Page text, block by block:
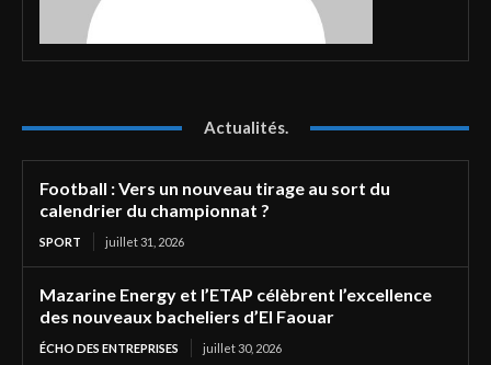
Actualités.
Football : Vers un nouveau tirage au sort du
calendrier du championnat ?
SPORT juillet 31, 2026
Mazarine Energy et l’ETAP célèbrent l’excellence
des nouveaux bacheliers d’El Faouar
ÉCHO DES ENTREPRISES juillet 30, 2026